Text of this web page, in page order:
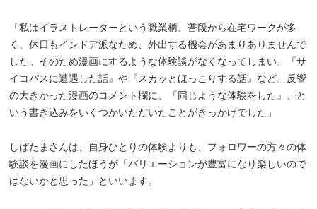
「私はイラストレーターという職業柄、普段から在宅ワークが多
く、休日もインドア派なため、外出する機会があまりありませんで
した。そのため漫画にするような体験談がなくなってしまい、『サ
イコパスに遭遇した話』や『スカッとほっこりする話』など、反響
の大きかった漫画のコメント欄に、『同じような体験をした』、と
いう書き込みをいくつかいただいたことがきっかけでした」
しばたまさんは、自身ひとりの体験よりも、フォロワーの方々の体
験談を漫画にしたほうが「バリエーションが豊富になり楽しいので
はないかと思った」といいます。